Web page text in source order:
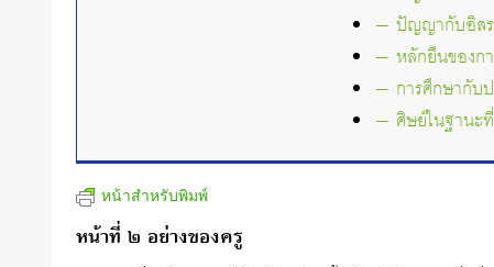
— ปัญญากับอิส
— หลักยืนของก
— การศึกษากับ
— ศิษย์ในฐานะ
หน้าสำหรับพิมพ์
หน้าที่ ๒ อย่างของครู